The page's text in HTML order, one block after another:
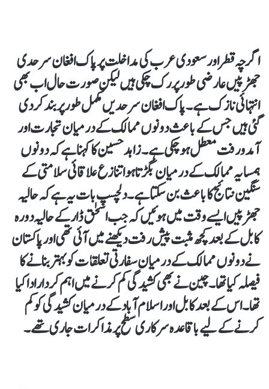
اگرچہ قطر اور سعودی عرب کی مداخلت پر پاک افغان سرحدی
جھڑپیں عارضی طور پر رک چکی ہیں لیکن صورت حال اب بھی
انتہائی نازک ہے۔ پاک افغان سرحدیں مکمل طور پر بند کر دی
گئی ہیں جس کے باعث دونوں ممالک کے درمیان تجارت اور
آمد و رفت معطل ہو چکی ہے۔ زاہد حسین کا کہنا ہے کہ دونوں
ہمسایہ ممالک کے درمیان بگڑتا ہوا تنازع علاقائی سلامتی کے
سنگین نتائج کا باعث بن سکتا ہے۔ دلچسپ بات یہ ہے کہ حالیہ
جھڑپیں ایسے وقت میں ہوئیں کہ جب اسحٰق ڈار کے حالیہ دورہ
کابل کے بعد کچھ مثبت پیش رفت دیکھنے میں آئی تھی اور پاکستان
نے دونوں ممالک کے درمیان سفارتی تعلقات کو بہتر بنانے کا
فیصلہ کیا تھا۔ چین نے بھی کشیدگی کم کرنے میں اہم کردار ادا کیا
تھا۔ اس کے بعد کابل اور اسلام آباد کے درمیان کشیدگی کو کم
کرنے کے لیے باقاعدہ سرکاری سطح پر مذاکرات جاری تھے۔